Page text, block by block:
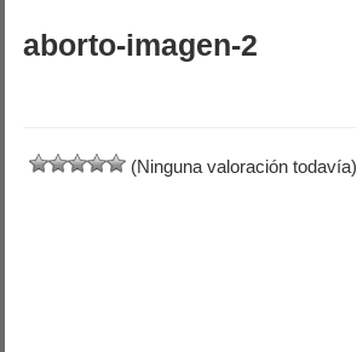
aborto-imagen-2
(Ninguna valoración todavía)